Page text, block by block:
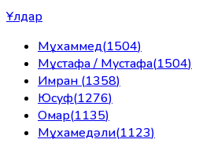
Ұлдар
Мұхаммед(1504)
Мұстафа / Мустафа(1504)
Имран (1358)
Юсуф(1276)
Омар(1135)
Мұхамедәли(1123)